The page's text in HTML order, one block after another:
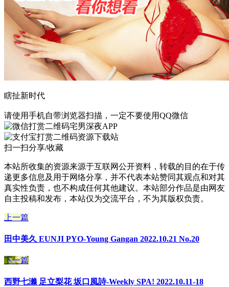
瞎扯新时代
请使用手机自带浏览器扫描，一定不要使用QQ微信
宅男深夜APP
资源下载站
扫一扫分享/收藏
本站所收集的资源来源于互联网公开资料，转载的目的在于传
递更多信息及用于网络分享，并不代表本站赞同其观点和对其
真实性负责，也不构成任何其他建议。本站部分作品是由网友
自主投稿和发布，本站仅为交流平台，不为其版权负责。
上一篇
田中美久 EUNJI PYO-Young Gangan 2022.10.21 No.20
下一篇
西野七濑 足立梨花 坂口風詩-Weekly SPA! 2022.10.11-18